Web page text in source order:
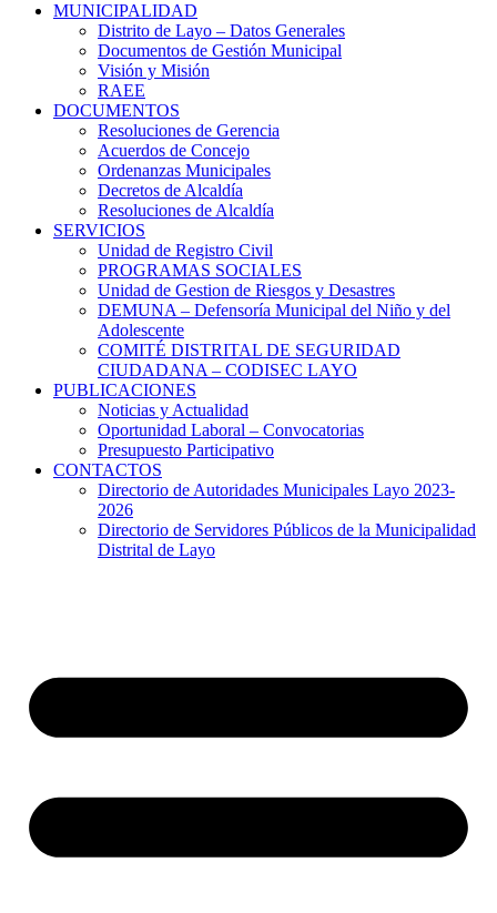
MUNICIPALIDAD
Distrito de Layo – Datos Generales
Documentos de Gestión Municipal
Visión y Misión
RAEE
DOCUMENTOS
Resoluciones de Gerencia
Acuerdos de Concejo
Ordenanzas Municipales
Decretos de Alcaldía
Resoluciones de Alcaldía
SERVICIOS
Unidad de Registro Civil
PROGRAMAS SOCIALES
Unidad de Gestion de Riesgos y Desastres
DEMUNA – Defensoría Municipal del Niño y del
Adolescente
COMITÉ DISTRITAL DE SEGURIDAD
CIUDADANA – CODISEC LAYO
PUBLICACIONES
Noticias y Actualidad
Oportunidad Laboral – Convocatorias
Presupuesto Participativo
CONTACTOS
Directorio de Autoridades Municipales Layo 2023-
2026
Directorio de Servidores Públicos de la Municipalidad
Distrital de Layo